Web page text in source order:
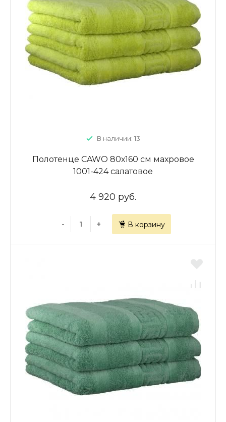
В наличии: 13
Полотенце CAWO 80х160 см махровое
1001-424 салатовое
4 920 руб.
- + В корзину